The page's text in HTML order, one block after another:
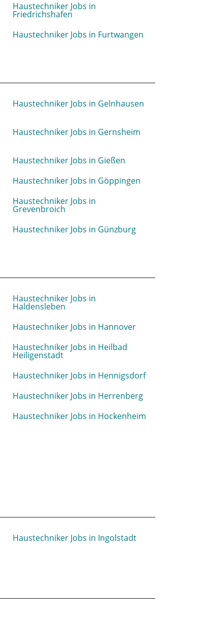
Haustechniker Jobs in
Friedrichshafen
Haustechniker Jobs in Furtwangen
Haustechniker Jobs in Gelnhausen
Haustechniker Jobs in Gernsheim
Haustechniker Jobs in Gießen
Haustechniker Jobs in Göppingen
Haustechniker Jobs in
Grevenbroich
Haustechniker Jobs in Günzburg
Haustechniker Jobs in
Haldensleben
Haustechniker Jobs in Hannover
Haustechniker Jobs in Heilbad
Heiligenstadt
Haustechniker Jobs in Hennigsdorf
Haustechniker Jobs in Herrenberg
Haustechniker Jobs in Hockenheim
Haustechniker Jobs in Ingolstadt